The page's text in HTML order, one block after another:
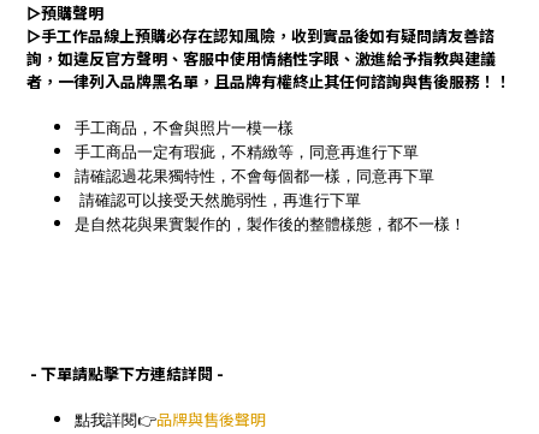
▻預購聲明
▻手工作品線上預購必存在認知風險，收到實品後如有疑問請友善諮
詢，如違反官方聲明、客服中使用情緒性字眼、激進給予指教與建議
者，一律列入品牌黑名單，且品牌有權終止其任何諮詢與售後服務！！
手工商品，不會與照片一模一樣
手工商品一定有瑕疵，不精緻等，同意再進行下單
請確認過花果獨特性，不會每個都一樣，同意再下單
請確認可以接受天然脆弱性，再進行下單
是自然花與果實製作的，製作後的整體樣態，都不一樣！
- 下單請點擊下方連結詳閱 -
點我詳閱👉品牌與售後聲明